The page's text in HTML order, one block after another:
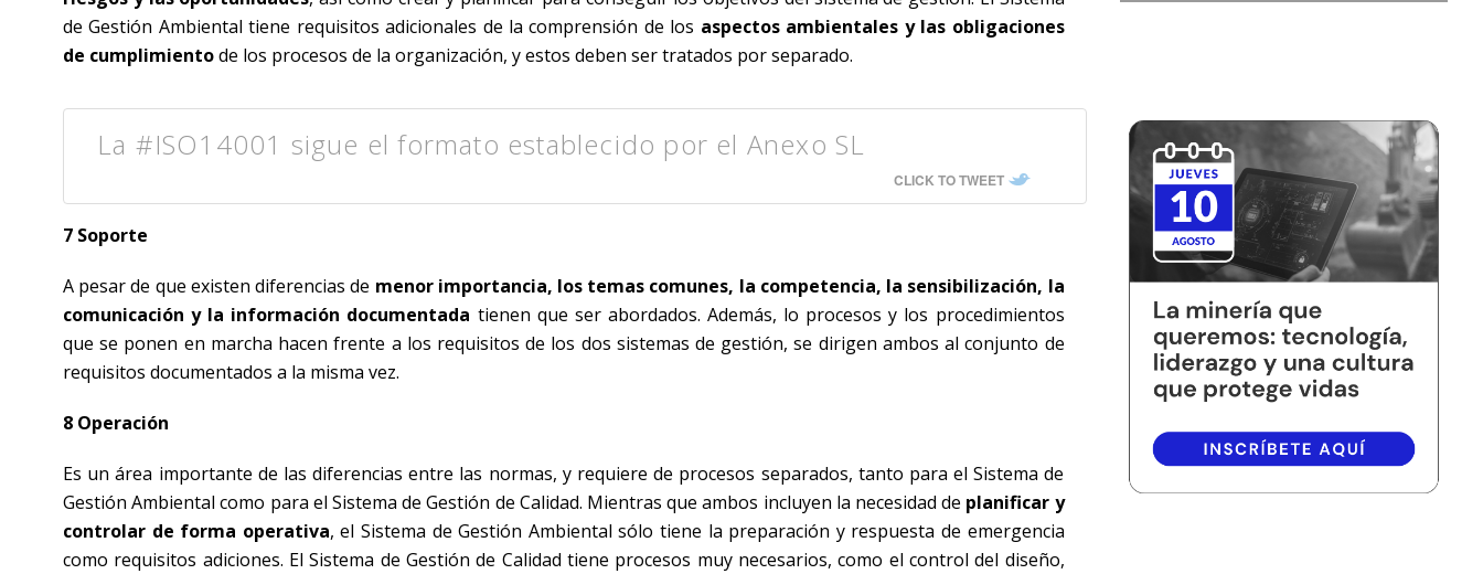
de Gestión Ambiental tiene requisitos adicionales de la comprensión de los aspectos ambientales y las obligaciones
de cumplimientode los procesos de la organización, y estos deben ser tratados por separado.
La #ISO14001 sigue el formato establecido por el Anexo SL
CLICK TO TWEET
7 Soporte
A pesar de que existen diferencias de menor importancia, los temas comunes, la competencia, la sensibilización, la
comunicación y la información documentada tienen que ser abordados. Además, lo procesos y los procedimientos
que se ponen en marcha hacen frente a los requisitos de los dos sistemas de gestión, se dirigen ambos al conjunto de
requisitos documentados a la misma vez.
8 Operación
Es un área importante de las diferencias entre las normas, y requiere de procesos separados, tanto para el Sistema de
Gestión Ambiental como para el Sistema de Gestión de Calidad. Mientras que ambos incluyen la necesidad de planificar y
controlar de forma operativa, el Sistema de Gestión Ambiental sólo tiene la preparación y respuesta de emergencia
como requisitos adiciones. El Sistema de Gestión de Calidad tiene procesos muy necesarios, como el control del diseño,